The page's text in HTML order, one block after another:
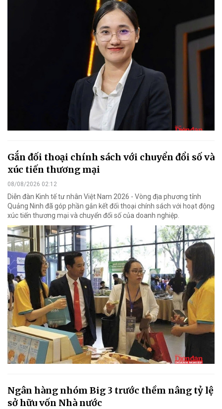
Gắn đối thoại chính sách với chuyển đổi số và
xúc tiến thương mại
08/08/2026 02:12
Diễn đàn Kinh tế tư nhân Việt Nam 2026 - Vòng địa phương tỉnh
Quảng Ninh đã góp phần gắn kết đối thoại chính sách với hoạt động
xúc tiến thương mại và chuyển đổi số của doanh nghiệp.
Ngân hàng nhóm Big 3 trước thềm nâng tỷ lệ
sở hữu vốn Nhà nước